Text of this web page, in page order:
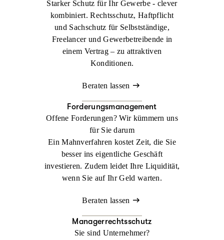
Starker Schutz für Ihr Gewerbe - clever
kombiniert. Rechtsschutz, Haftpflicht
und Sachschutz für Selbstständige,
Freelancer und Gewerbetreibende in
einem Vertrag – zu attraktiven
Konditionen.
Beraten lassen
Forderungsmanagement
Offene Forderungen? Wir kümmern uns
für Sie darum
Ein Mahnverfahren kostet Zeit, die Sie
besser ins eigentliche Geschäft
investieren. Zudem leidet Ihre Liquidität,
wenn Sie auf Ihr Geld warten.
Beraten lassen
Managerrechtsschutz
Sie sind Unternehmer?